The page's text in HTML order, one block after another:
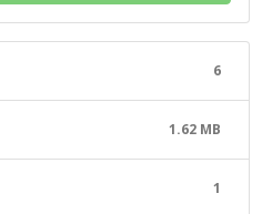
6
1.62 MB
1